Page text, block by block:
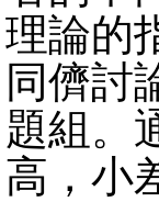
理論的
同儕討
題組。
高，小